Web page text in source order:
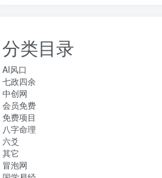
分类目录
AI风口
七政四余
中创网
会员免费
免费项目
八字命理
六爻
其它
冒泡网